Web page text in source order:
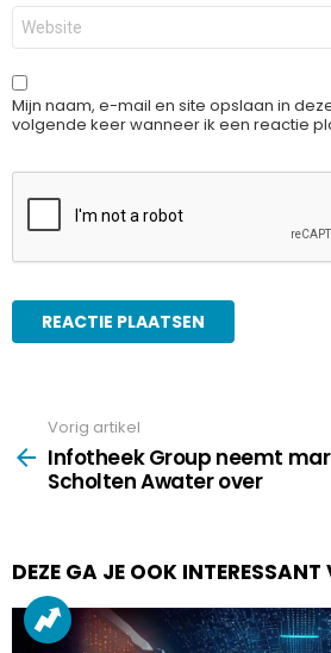
Site
Mijn naam, e-mail en site opslaan in
volgende keer wanneer ik een reactie
more
Vorig artikel
Infotheek Group neemt
Scholten Awater over
DEZE GA JE OOK INTERESSANT